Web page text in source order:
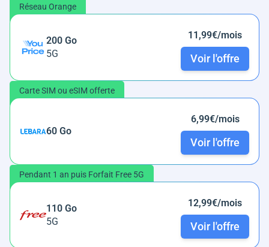
Réseau Orange
200 Go
5G
11,99€/mois
Voir l'offre
Carte SIM ou eSIM offerte
60 Go
6,99€/mois
Voir l'offre
Pendant 1 an puis Forfait Free 5G
110 Go
5G
12,99€/mois
Voir l'offre